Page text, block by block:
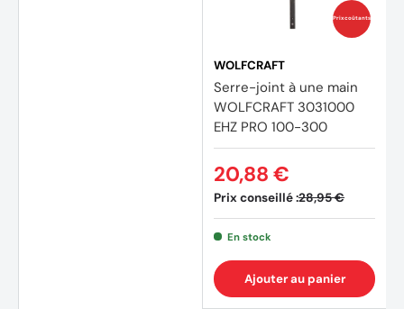
Prix coûtants
WOLFCRAFT
Serre-joint à une main
WOLFCRAFT 3031000
EHZ PRO 100-300
Prix conseillé :28,95 €
20,88 €
En stock
Ajouter au panier